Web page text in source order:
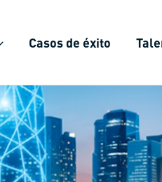
Casos de éxito